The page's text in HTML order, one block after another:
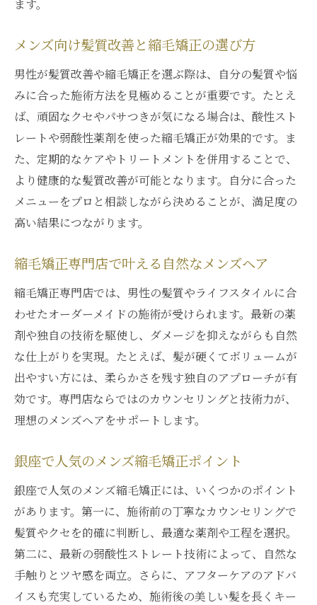
ます。
メンズ向け髪質改善と縮毛矯正の選び方
男性が髪質改善や縮毛矯正を選ぶ際は、自分の髪質や悩
みに合った施術方法を見極めることが重要です。たとえ
ば、頑固なクセやパサつきが気になる場合は、酸性スト
レートや弱酸性薬剤を使った縮毛矯正が効果的です。ま
た、定期的なケアやトリートメントを併用することで、
より健康的な髪質改善が可能となります。自分に合った
メニューをプロと相談しながら決めることが、満足度の
高い結果につながります。
縮毛矯正専門店で叶える自然なメンズヘア
縮毛矯正専門店では、男性の髪質やライフスタイルに合
わせたオーダーメイドの施術が受けられます。最新の薬
剤や独自の技術を駆使し、ダメージを抑えながらも自然
な仕上がりを実現。たとえば、髪が硬くてボリュームが
出やすい方には、柔らかさを残す独自のアプローチが有
効です。専門店ならではのカウンセリングと技術力が、
理想のメンズヘアをサポートします。
銀座で人気のメンズ縮毛矯正ポイント
銀座で人気のメンズ縮毛矯正には、いくつかのポイント
があります。第一に、施術前の丁寧なカウンセリングで
髪質やクセを的確に判断し、最適な薬剤や工程を選択。
第二に、最新の弱酸性ストレート技術によって、自然な
手触りとツヤ感を両立。さらに、アフターケアのアドバ
イスも充実しているため、施術後の美しい髪を長くキー